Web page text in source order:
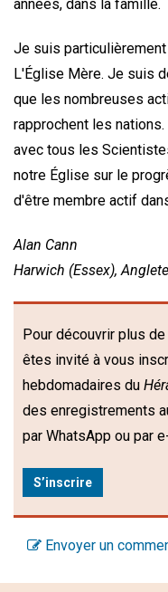
années, dans la famille.
Je suis
L'Église Mère. Je suis
que les nombreuses
rapprochent les
avec tous les
notre Église sur le
d'être membre actif
Alan Cann
Harwich (Essex),
Pour découvrir plus
êtes invité à vous
hebdomadaires du
des enregistrements
par WhatsApp ou par
S’inscrire
Envoyer un